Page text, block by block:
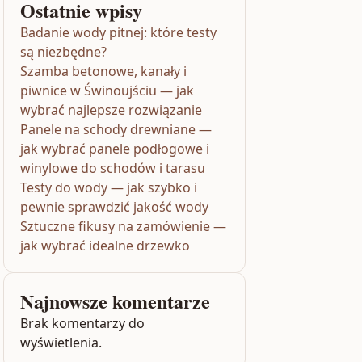
Ostatnie wpisy
Badanie wody pitnej: które testy
są niezbędne?
Szamba betonowe, kanały i
piwnice w Świnoujściu — jak
wybrać najlepsze rozwiązanie
Panele na schody drewniane —
jak wybrać panele podłogowe i
winylowe do schodów i tarasu
Testy do wody — jak szybko i
pewnie sprawdzić jakość wody
Sztuczne fikusy na zamówienie —
jak wybrać idealne drzewko
Najnowsze komentarze
Brak komentarzy do
wyświetlenia.